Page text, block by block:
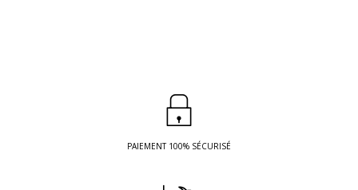
PAIEMENT 100% SÉCURISÉ